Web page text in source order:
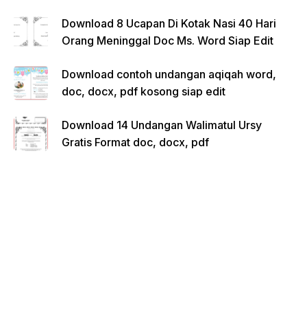
Download 8 Ucapan Di Kotak Nasi 40 Hari
Orang Meninggal Doc Ms. Word Siap Edit
Download contoh undangan aqiqah word,
doc, docx, pdf kosong siap edit
Download 14 Undangan Walimatul Ursy
Gratis Format doc, docx, pdf